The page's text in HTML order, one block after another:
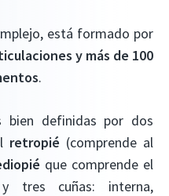
está formado por
y más de 100
.
bien definidas por dos
retropié (comprende al
que comprende el
tres cuñas: interna,